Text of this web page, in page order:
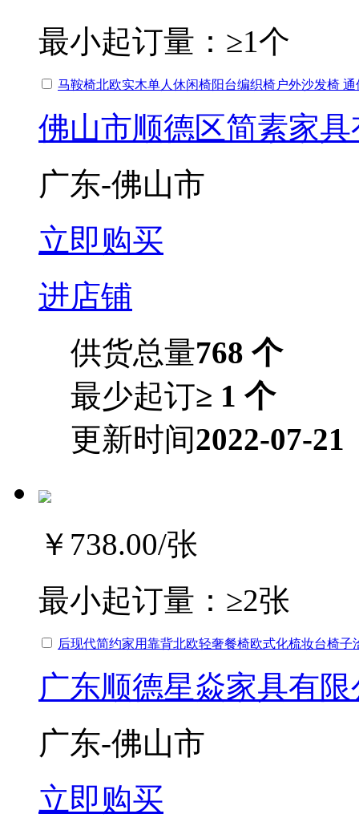
最小起订量： ≥1个
马鞍椅北欧实木单人休闲椅阳台编织椅户外沙发椅 通
佛山市顺德区简素家
广东-佛山市
立即购买
进店铺
供货总量768 个
最少起订≥ 1 个
更新时间2022-07-21
￥738.00/张
最小起订量： ≥2张
后现代简约家用靠背北欧轻奢餐椅欧式化梳妆台椅子
广东顺德星焱家具有
广东-佛山市
立即购买